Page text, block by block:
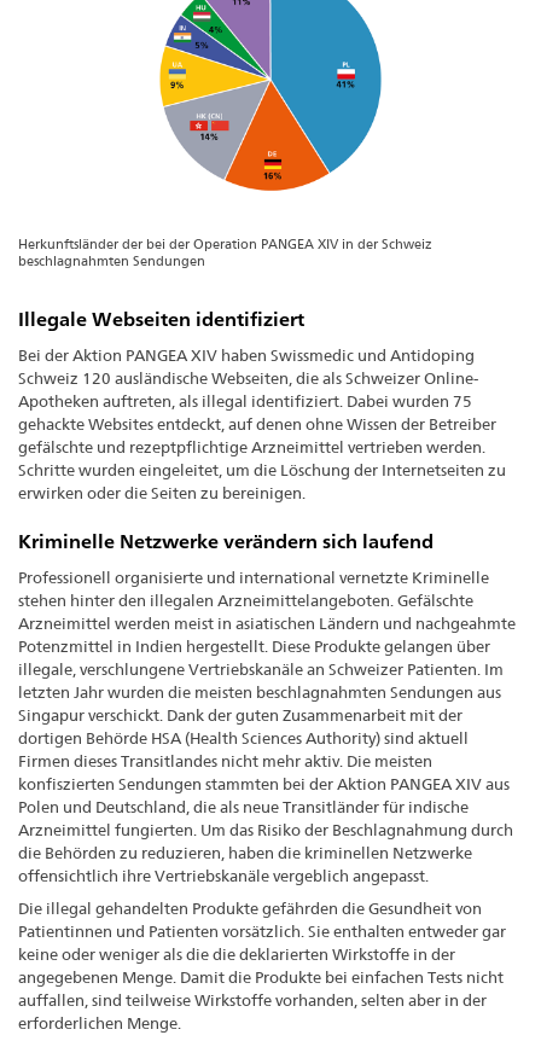
Herkunftsländer der bei der Operation PANGEA XIV in der Schweiz
beschlagnahmten Sendungen
Illegale Webseiten identifiziert
Bei der Aktion PANGEA XIV haben Swissmedic und Antidoping
Schweiz 120 ausländische Webseiten, die als Schweizer Online-
Apotheken auftreten, als illegal identifiziert. Dabei wurden 75
gehackte Websites entdeckt, auf denen ohne Wissen der Betreiber
gefälschte und rezeptpflichtige Arzneimittel vertrieben werden.
Schritte wurden eingeleitet, um die Löschung der Internetseiten zu
erwirken oder die Seiten zu bereinigen.
Kriminelle Netzwerke verändern sich laufend
Professionell organisierte und international vernetzte Kriminelle
stehen hinter den illegalen Arzneimittelangeboten. Gefälschte
Arzneimittel werden meist in asiatischen Ländern und nachgeahmte
Potenzmittel in Indien hergestellt. Diese Produkte gelangen über
illegale, verschlungene Vertriebskanäle an Schweizer Patienten. Im
letzten Jahr wurden die meisten beschlagnahmten Sendungen aus
Singapur verschickt. Dank der guten Zusammenarbeit mit der
dortigen Behörde HSA (Health Sciences Authority) sind aktuell
Firmen dieses Transitlandes nicht mehr aktiv. Die meisten
konfiszierten Sendungen stammten bei der Aktion PANGEA XIV aus
Polen und Deutschland, die als neue Transitländer für indische
Arzneimittel fungierten. Um das Risiko der Beschlagnahmung durch
die Behörden zu reduzieren, haben die kriminellen Netzwerke
offensichtlich ihre Vertriebskanäle vergeblich angepasst.
Die illegal gehandelten Produkte gefährden die Gesundheit von
Patientinnen und Patienten vorsätzlich. Sie enthalten entweder gar
keine oder weniger als die die deklarierten Wirkstoffe in der
angegebenen Menge. Damit die Produkte bei einfachen Tests nicht
auffallen, sind teilweise Wirkstoffe vorhanden, selten aber in der
erforderlichen Menge.